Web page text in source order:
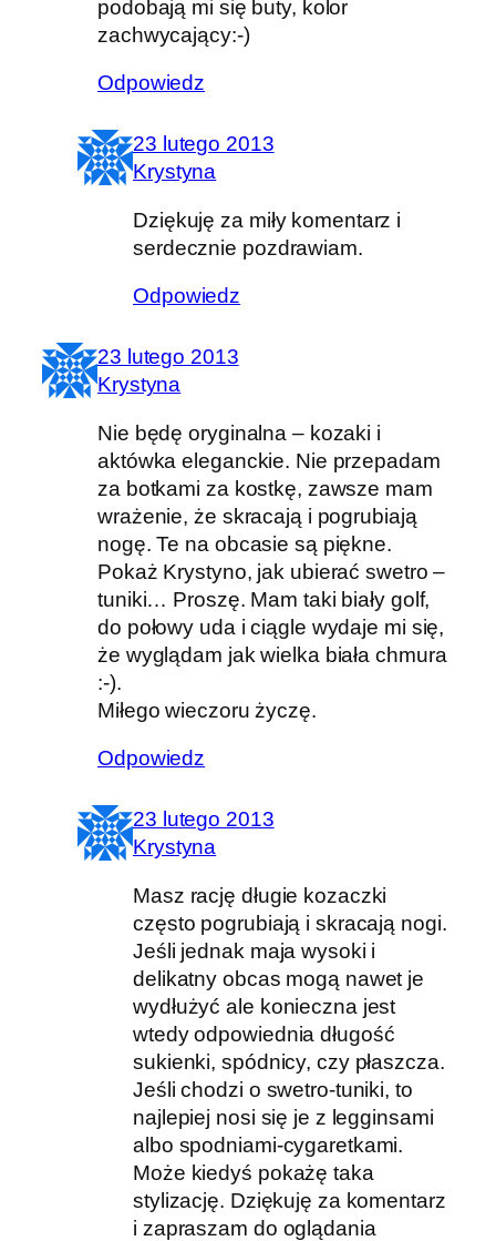
podobają mi się buty, kolor
zachwycający:-)
Odpowiedz
23 lutego 2013
Krystyna
Dziękuję za miły komentarz i
serdecznie pozdrawiam.
Odpowiedz
23 lutego 2013
Krystyna
Nie będę oryginalna – kozaki i
aktówka eleganckie. Nie przepadam
za botkami za kostkę, zawsze mam
wrażenie, że skracają i pogrubiają
nogę. Te na obcasie są piękne.
Pokaż Krystyno, jak ubierać swetro –
tuniki… Proszę. Mam taki biały golf,
do połowy uda i ciągle wydaje mi się,
że wyglądam jak wielka biała chmura
:-).
Miłego wieczoru życzę.
Odpowiedz
23 lutego 2013
Krystyna
Masz rację długie kozaczki
często pogrubiają i skracają nogi.
Jeśli jednak maja wysoki i
delikatny obcas mogą nawet je
wydłużyć ale konieczna jest
wtedy odpowiednia długość
sukienki, spódnicy, czy płaszcza.
Jeśli chodzi o swetro-tuniki, to
najlepiej nosi się je z legginsami
albo spodniami-cygaretkami.
Może kiedyś pokażę taka
stylizację. Dziękuję za komentarz
i zapraszam do oglądania